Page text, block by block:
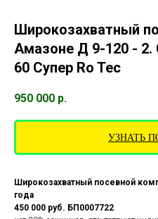
Широкозахватный
Амазоне Д 9-120 -
60 Супер Ro Tec
950 000 р.
УЗНАТЬ
Широкозахватный посевной
года
450 000 руб. БП0007722